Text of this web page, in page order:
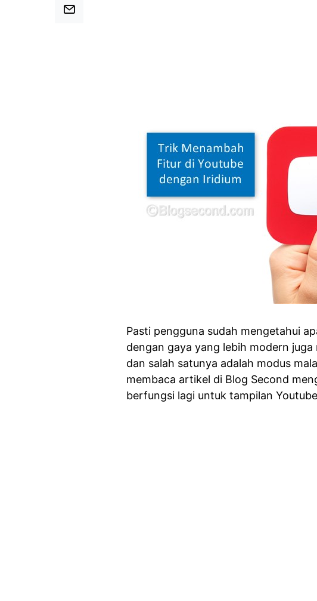
Pasti pengguna sudah mengetahui
dengan gaya yang lebih modern
dan salah satunya adalah modus
membaca artikel di Blog Second
berfungsi lagi untuk tampilan